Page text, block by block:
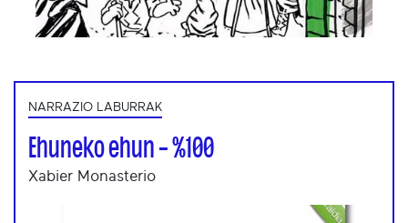
NARRAZIO LABURRAK
Ehuneko ehun – %100
Xabier Monasterio